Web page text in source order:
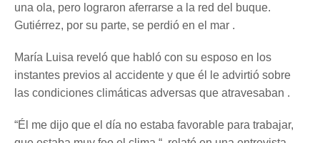
una ola, pero lograron aferrarse a la red del buque.
Gutiérrez, por su parte, se perdió en el mar .
María Luisa reveló que habló con su esposo en los
instantes previos al accidente y que él le advirtió sobre
las condiciones climáticas adversas que atravesaban .
“Él me dijo que el día no estaba favorable para trabajar,